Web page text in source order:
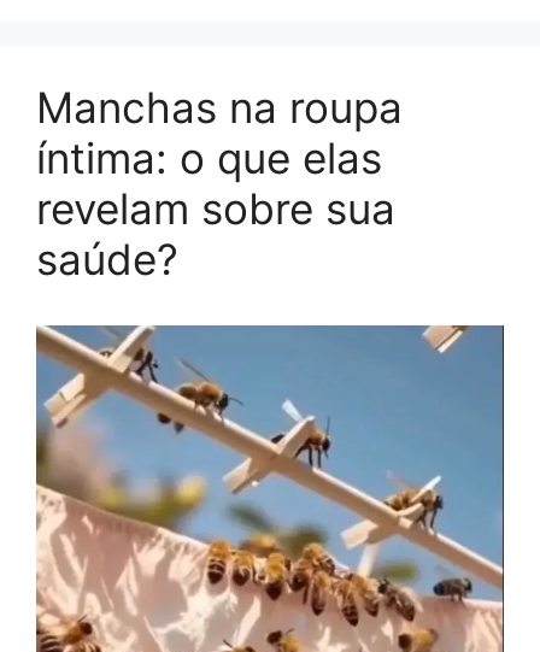
Manchas na roupa
íntima: o que elas
revelam sobre sua
saúde?